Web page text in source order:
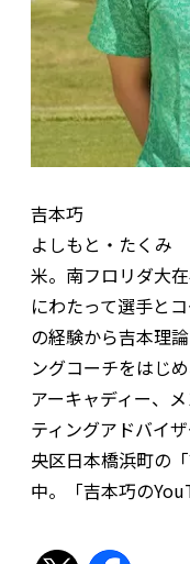
吉本巧
よしもと・たくみ
米。南フロリダ大
にわたって選手と
の経験から吉本理
ングコーチをはじ
アーキャディー、
ティングアドバイ
央区日本橋浜町の
中。「吉本巧の